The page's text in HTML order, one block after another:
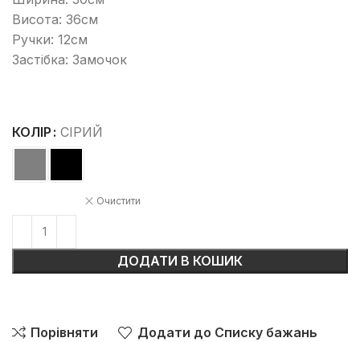
Висота: 36см
Ручки: 12см
Застібка: Замочок
КОЛІР СІРИЙ
Очистити
ДОДАТИ В КОШИК
Порівняти Додати до Списку бажань